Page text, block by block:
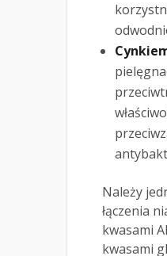
Należy
łączenia
kwasami
kwasami